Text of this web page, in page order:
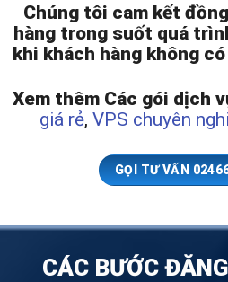
Chúng tôi cam kết
hàng trong suốt quá
khi khách hàng không
Xem thêm Các gói dịch
giá rẻ, VPS chuyên
GỌI TƯ VẤN
CÁC BƯỚC